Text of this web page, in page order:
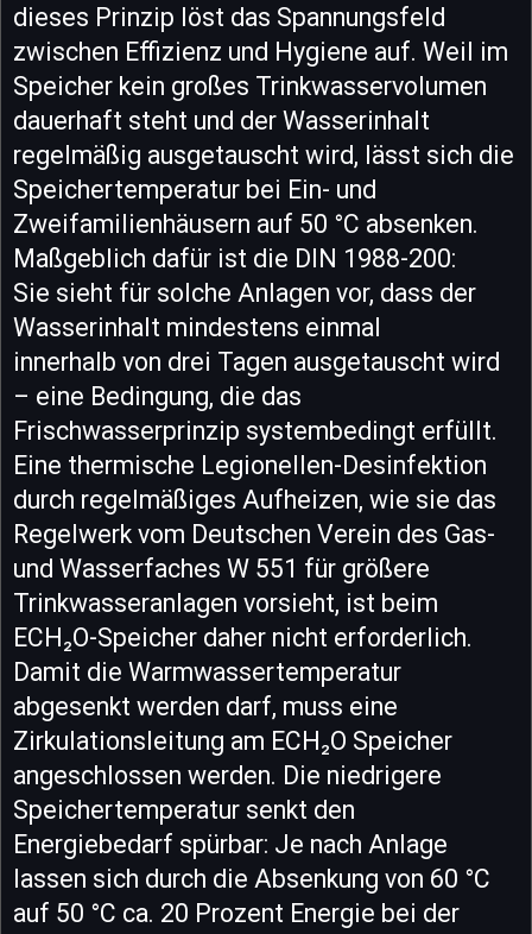
dieses Prinzip löst das Spannungsfeld
zwischen Effizienz und Hygiene auf. Weil im
Speicher kein großes Trinkwasservolumen
dauerhaft steht und der Wasserinhalt
regelmäßig ausgetauscht wird, lässt sich die
Speichertemperatur bei Ein- und
Zweifamilienhäusern auf 50 °C absenken.
Maßgeblich dafür ist die DIN 1988-200:
Sie sieht für solche Anlagen vor, dass der
Wasserinhalt mindestens einmal
innerhalb von drei Tagen ausgetauscht wird
– eine Bedingung, die das
Frischwasserprinzip systembedingt erfüllt.
Eine thermische Legionellen-Desinfektion
durch regelmäßiges Aufheizen, wie sie das
Regelwerk vom Deutschen Verein des Gas-
und Wasserfaches W 551 für größere
Trinkwasseranlagen vorsieht, ist beim
ECH₂O-Speicher daher nicht erforderlich.
Damit die Warmwassertemperatur
abgesenkt werden darf, muss eine
Zirkulationsleitung am ECH₂O Speicher
angeschlossen werden. Die niedrigere
Speichertemperatur senkt den
Energiebedarf spürbar: Je nach Anlage
lassen sich durch die Absenkung von 60 °C
auf 50 °C ca. 20 Prozent Energie bei der